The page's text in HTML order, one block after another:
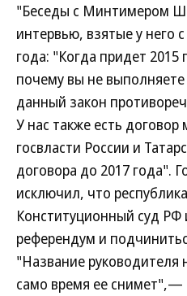
"Беседы с Минтимером
интервью, взятые у него
года: "Когда придет 2015
почему вы не
данный закон
У нас также есть
госвласти России и
договора до 2017 года".
исключил, что
Конституционный суд РФ
референдум и
"Название
само время ее